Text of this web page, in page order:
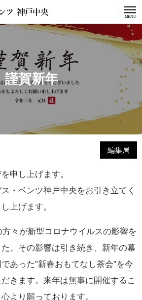
・ベンツ 神戸中MENU
謹賀新年
編集局
申し上げます。
・ベンツ神戸中央をお引き立てく
上げます。
々が新型コロナウイルスの影響を
。その影響は引き続き、新年の幕
あった"新春おもてなし茶会"を今
きます。来年は無事に開催するこ
より願っております。